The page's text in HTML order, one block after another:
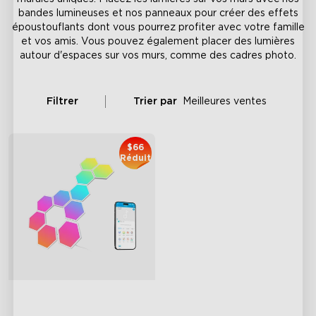
bandes lumineuses et nos panneaux pour créer des effets
époustouflants dont vous pourrez profiter avec votre famille
et vos amis. Vous pouvez également placer des lumières
autour d'espaces sur vos murs, comme des cadres photo.
Filtrer Trier par Meilleures ventes
$66
Réduit